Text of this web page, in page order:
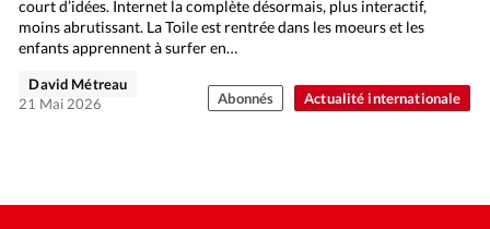
Actualité internationale
court d’idées. Internet la complète désormais, plus interactif,
moins abrutissant. La Toile est rentrée dans les moeurs et les
enfants apprennent à surfer en…
David Métreau
21 Mai 2026
Abonnés